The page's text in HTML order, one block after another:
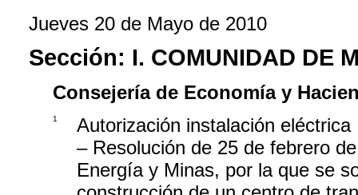
Jueves 20 de Mayo de 2010
Sección: I. COMUNIDAD DE
Consejería de Economía y
1
Autorización instalación eléctrica
– Resolución de 25 de febrero
Energía y Minas, por la que se